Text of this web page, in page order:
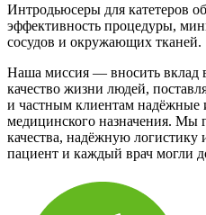
Интродьюсеры для катетеров
эффективность процедуры,
сосудов и окружающих тканей.
Наша миссия — вносить вклад
качество жизни людей,
и частным клиентам надёжные
медицинского назначения. Мы
качества, надёжную
пациент и каждый врач могли